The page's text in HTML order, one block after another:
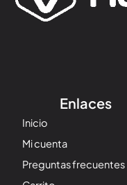
Enlaces
Inicio
Mi cuenta
Preguntas frecuentes